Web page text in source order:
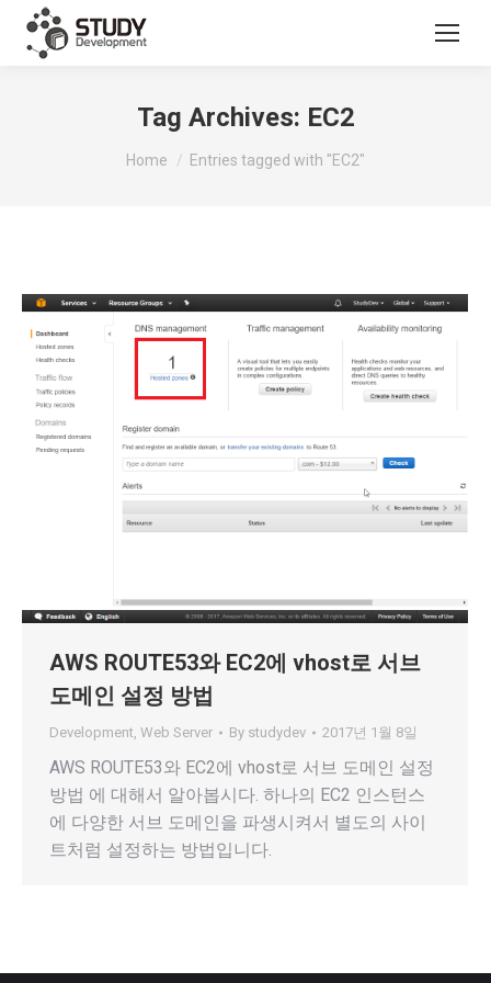
Tag Archives: EC2
You are here:
Home Entries tagged with "EC2"
AWS ROUTE53와 EC2에 vhost로 서브
도메인 설정 방법
Development Web Server By studydev 2017년 1월 8일
AWS ROUTE53와 EC2에 vhost로 서브 도메인 설정
방법 에 대해서 알아봅시다. 하나의 EC2 인스턴스
에 다양한 서브 도메인을 파생시켜서 별도의 사이
트처럼 설정하는 방법입니다.